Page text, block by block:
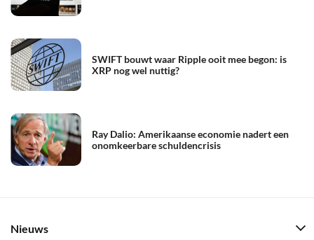
SWIFT bouwt waar Ripple ooit mee begon: is
XRP nog wel nuttig?
Ray Dalio: Amerikaanse economie nadert een
onomkeerbare schuldencrisis
Nieuws